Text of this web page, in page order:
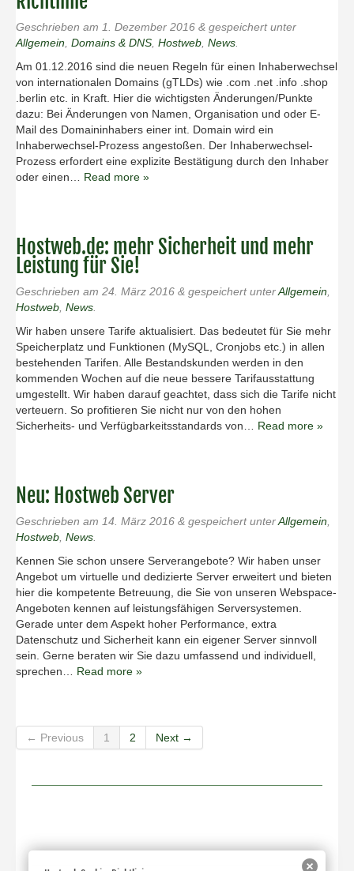
Geschrieben am 1. Dezember 2016 & gespeichert unter
Allgemein Domains & DNS Hostweb News
Am 01.12.2016 sind die neuen Regeln für einen Inhaberwechsel
von internationalen Domains (gTLDs) wie .com .net .info .shop
.berlin etc. in Kraft. Hier die wichtigsten Änderungen/Punkte
dazu: Bei Änderungen von Namen, Organisation und oder E-
Mail des Domaininhabers einer int. Domain wird ein
Inhaberwechsel-Prozess angestoßen. Der Inhaberwechsel-
Prozess erfordert eine explizite Bestätigung durch den Inhaber
oder einen… Read more »
Hostweb.de: mehr Sicherheit und mehr
Leistung für Sie!
Geschrieben am 24. März 2016 & gespeichert unterAllgemein
Hostweb News
Wir haben unsere Tarife aktualisiert. Das bedeutet für Sie mehr
Speicherplatz und Funktionen (MySQL, Cronjobs etc.) in allen
bestehenden Tarifen. Alle Bestandskunden werden in den
kommenden Wochen auf die neue bessere Tarifausstattung
umgestellt. Wir haben darauf geachtet, dass sich die Tarife nicht
verteuern. So profitieren Sie nicht nur von den hohen
Sicherheits- und Verfügbarkeitsstandards von… Read more »
Neu: Hostweb Server
Geschrieben am 14. März 2016 & gespeichert unterAllgemein
Hostweb News
Kennen Sie schon unsere Serverangebote? Wir haben unser
Angebot um virtuelle und dedizierte Server erweitert und bieten
hier die kompetente Betreuung, die Sie von unseren Webspace-
Angeboten kennen auf leistungsfähigen Serversystemen.
Gerade unter dem Aspekt hoher Performance, extra
Datenschutz und Sicher­heit kann ein eigener Server sinnvoll
sein. Gerne beraten wir Sie dazu umfassend und individuell,
sprechen… Read more »
← Previous 1 2 Next →